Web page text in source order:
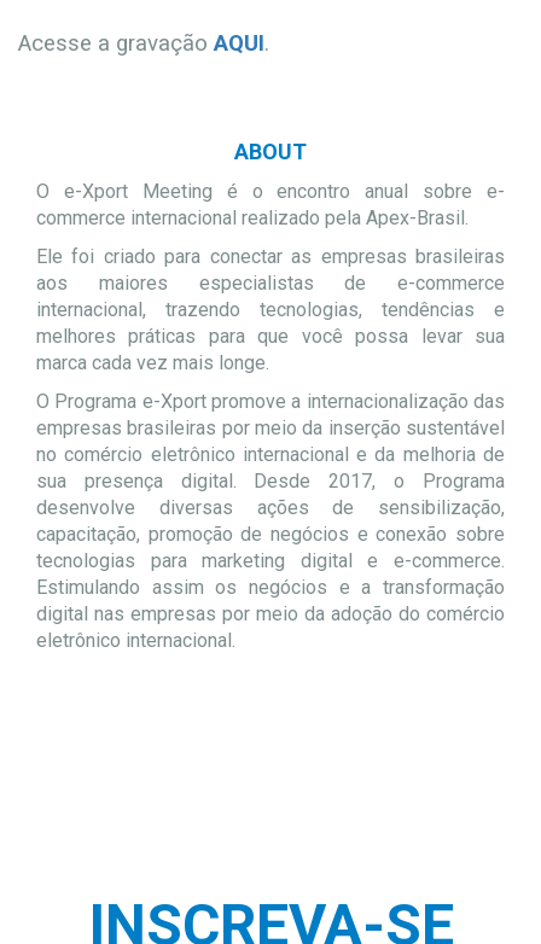
Acesse a gravaçãoAQUI.
ABOUT
O e-Xport Meeting é o encontro anual sobre e-
commerce internacional realizado pela Apex-Brasil.
Ele foi criado para conectar as empresas brasileiras
aos maiores especialistas de e-commerce
internacional, trazendo tecnologias, tendências e
melhores práticas para que você possa levar sua
marca cada vez mais longe.
O Programa e-Xport promove a internacionalização das
empresas brasileiras por meio da inserção sustentável
no comércio eletrônico internacional e da melhoria de
sua presença digital. Desde 2017, o Programa
desenvolve diversas ações de sensibilização,
capacitação, promoção de negócios e conexão sobre
tecnologias para marketing digital e e-commerce.
Estimulando assim os negócios e a transformação
digital nas empresas por meio da adoção do comércio
eletrônico internacional.
INSCREVA-SE